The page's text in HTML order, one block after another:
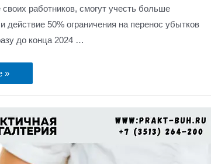
своих работников, смогут учесть больше
действие 50% ограничения на перенос убытков
до конца 2024 …
»